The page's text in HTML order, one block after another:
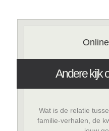
Andere kijk
Wat is de relatie
familie-verhalen, de